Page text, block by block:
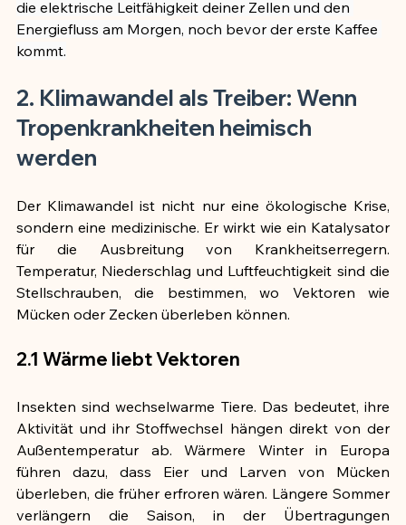
die elektrische Leitfähigkeit deiner Zellen und den
Energiefluss am Morgen, noch bevor der erste Kaffee
kommt.
2. Klimawandel als Treiber: Wenn
Tropenkrankheiten heimisch
werden
Der Klimawandel ist nicht nur eine ökologische Krise,
sondern eine medizinische. Er wirkt wie ein Katalysator
für die Ausbreitung von Krankheitserregern.
Temperatur, Niederschlag und Luftfeuchtigkeit sind die
Stellschrauben, die bestimmen, wo Vektoren wie
Mücken oder Zecken überleben können.
2.1 Wärme liebt Vektoren
Insekten sind wechselwarme Tiere. Das bedeutet, ihre
Aktivität und ihr Stoffwechsel hängen direkt von der
Außentemperatur ab. Wärmere Winter in Europa
führen dazu, dass Eier und Larven von Mücken
überleben, die früher erfroren wären. Längere Sommer
verlängern die Saison, in der Übertragungen